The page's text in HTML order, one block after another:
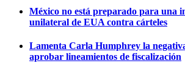
México no está preparado para una
unilateral de EUA contra cárteles
Lamenta Carla Humphrey la
aprobar lineamientos de fiscalización